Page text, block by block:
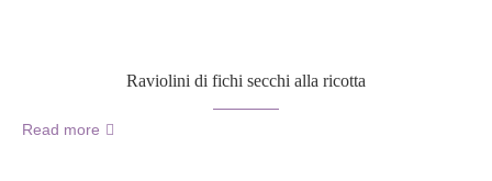
Raviolini di fichi secchi alla ricotta
Read more